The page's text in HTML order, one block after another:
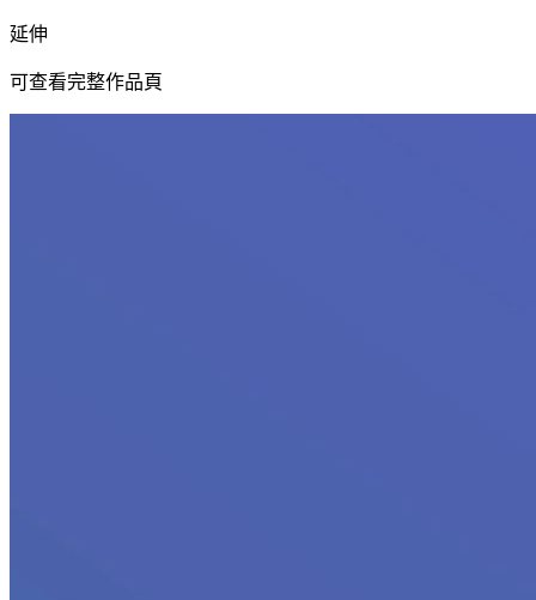
延伸
可查看完整作品頁